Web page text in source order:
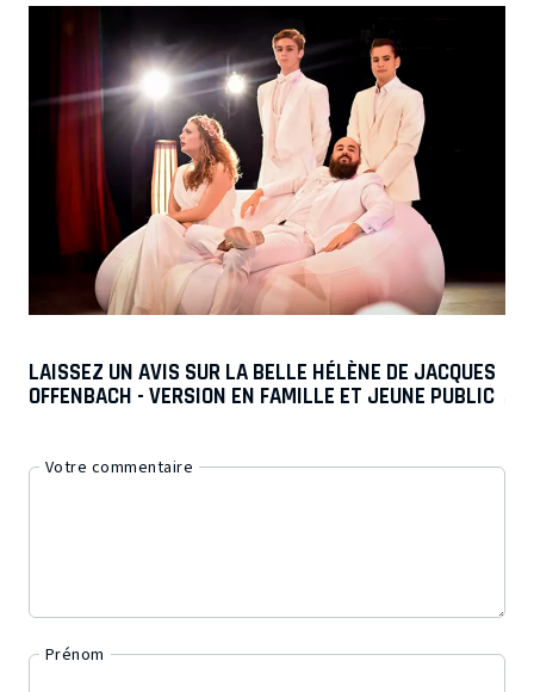
LAISSEZ UN AVIS SUR LA BELLE HÉLÈNE DE JACQUES
OFFENBACH - VERSION EN FAMILLE ET JEUNE PUBLIC
Votre commentaire
Prénom